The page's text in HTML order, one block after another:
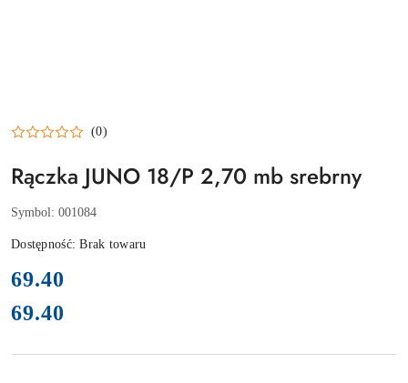
(0)
Rączka JUNO 18/P 2,70 mb srebrny
Symbol: 001084
Dostępność:Brak towaru
cena:
69.40
Cena:
69.40